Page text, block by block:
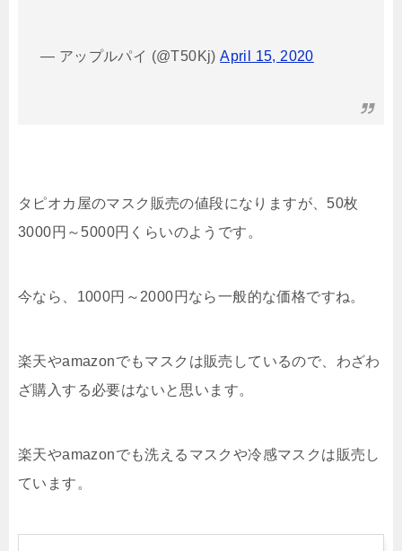
— アップルパイ (@T50Kj)April 15, 2020
タピオカ屋のマスク販売の値段になりますが、50枚
3000円～5000円くらいのようです。
今なら、1000円～2000円なら一般的な価格ですね。
楽天やamazonでもマスクは販売しているので、わざわ
ざ購入する必要はないと思います。
楽天やamazonでも洗えるマスクや冷感マスクは販売し
ています。